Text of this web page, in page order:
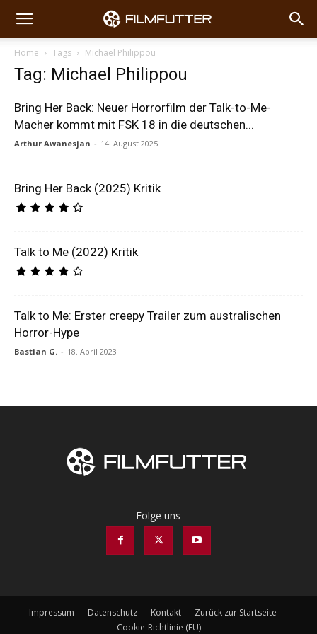
Home Tags Michael Philippou
Tag: Michael Philippou
Bring Her Back: Neuer Horrorfilm der Talk-to-Me-
Macher kommt mit FSK 18 in die deutschen...
Arthur Awanesjan - 14. August 2025
Bring Her Back (2025) Kritik
Talk to Me (2022) Kritik
Talk to Me: Erster creepy Trailer zum australischen
Horror-Hype
Bastian G. - 18. April 2023
Folge uns
Impressum Datenschutz Kontakt
Zurück zur Startseite
Cookie-Richtlinie (EU)